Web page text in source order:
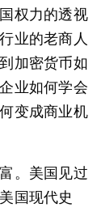
权力的透视
业的老商人
加密货币如
业如何学会
变成商业机
。美国见过
国现代史